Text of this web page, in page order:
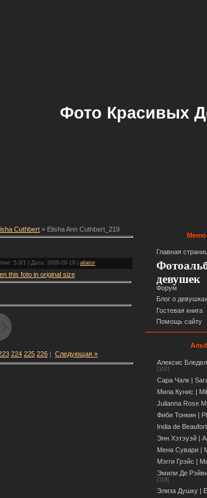
Фото Красивых
Cuthbert » Elisha Ann Cuthbert_219
5.0/1 | Дата: 2009-09-19 | aliator
this foto in original size
224 225 226 | Следующая »
Меню
Главная
девушек
Форум
Блог о девушках
Гостевая книга
Помощь сайту
Алексис
[101]
Сара Чалк |
Мила Кунис |
Julianna Rose
Фиби Тонкин |
India de Beaufort
Энн Хэтэуэй |
Мена Сувари |
Мэгги Грэйс |
Эмили Де
[118]
Элиза Душку |